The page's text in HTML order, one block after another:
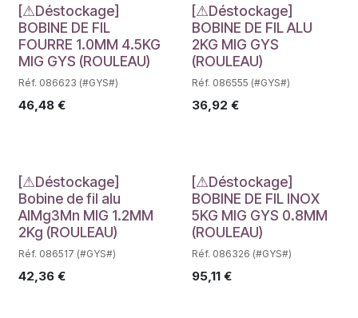
Déstockage
[⚠Déstockage]
BOBINE DE FIL
FOURRE 1.0MM 4.5KG
MIG GYS (ROULEAU)
Réf. 086623 (#GYS#)
46,48 €
Déstockage
[⚠Déstockage]
BOBINE DE FIL ALU
2KG MIG GYS
(ROULEAU)
Réf. 086555 (#GYS#)
36,92 €
Déstockage
[⚠Déstockage]
Bobine de fil alu
AlMg3Mn MIG 1.2MM
2Kg (ROULEAU)
Réf. 086517 (#GYS#)
42,36 €
Déstockage
[⚠Déstockage]
BOBINE DE FIL INOX
5KG MIG GYS 0.8MM
(ROULEAU)
Réf. 086326 (#GYS#)
95,11€